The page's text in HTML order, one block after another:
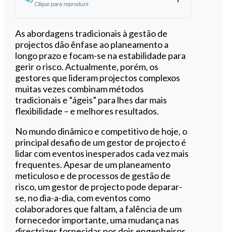
Clique para reproduzir
Ouvir este artigo
As abordagens tradicionais à gestão de
projectos dão ênfase ao planeamento a
longo prazo e focam-se na estabilidade para
gerir o risco. Actualmente, porém, os
gestores que lideram projectos complexos
muitas vezes combinam métodos
tradicionais e “ágeis” para lhes dar mais
flexibilidade – e melhores resultados.
No mundo dinâmico e competitivo de hoje, o
principal desafio de um gestor de projecto é
lidar com eventos inesperados cada vez mais
frequentes. Apesar de um planeamento
meticuloso e de processos de gestão de
risco, um gestor de projecto pode deparar-
se, no dia-a-dia, com eventos como
colaboradores que faltam, a falência de um
fornecedor importante, uma mudança nas